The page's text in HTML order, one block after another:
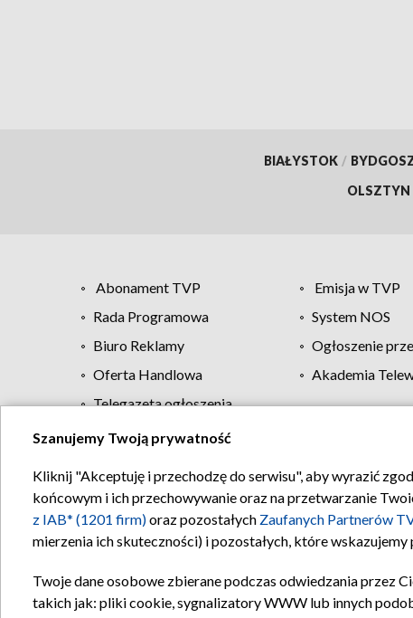
BIAŁYSTOK /
OLSZTYN
Abonament TVP Emisja w TVP
Rada Programowa
System NOS
Biuro Reklamy
Ogłoszenie
Oferta Handlowa
Akademia
Telegazeta ogłoszenia
Regulamin TVP
Szanujemy Twoją prywatność
Kliknij "Akceptuję i przechodzę do serwisu", aby wyrazić
końcowym i ich przechowywanie oraz na przetwarzanie
z IAB* (1201 firm)oraz pozostałych Zaufanych Partnerów
mierzenia ich skuteczności) i pozostałych, które
Twoje dane osobowe zbierane podczas odwiedzania przez
takich jak: pliki cookie, sygnalizatory WWW lub innych